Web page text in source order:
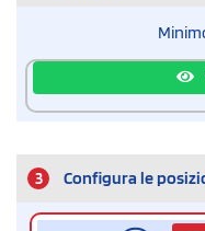
3 Configura le